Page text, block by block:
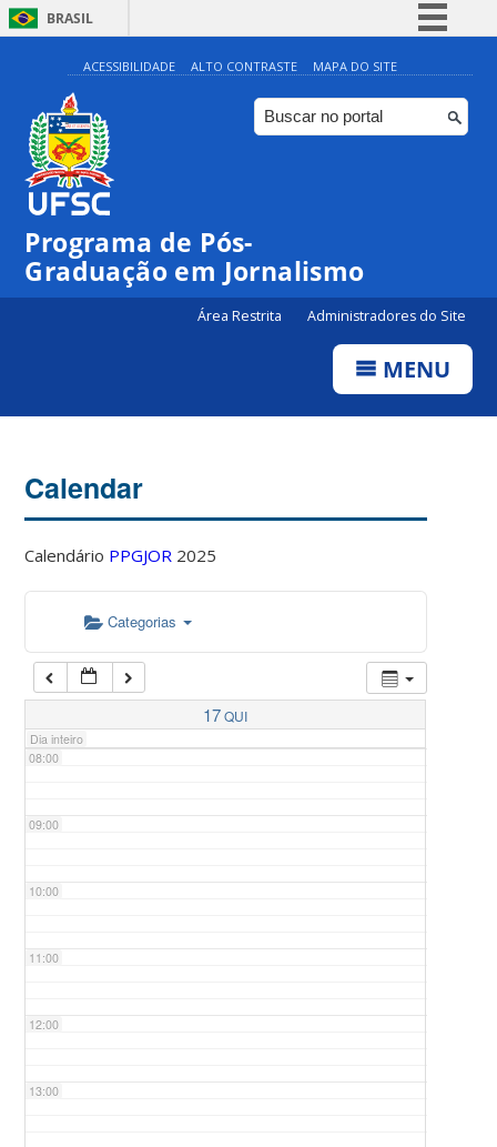
BRASIL
Simplifique!
Comunica BR
Participe
ACESSIBILIDADE ALTO CONTRASTE MAPA DO SITE
Programa de Pós-
Graduação em Jornalismo
Área Restrita Administradores do Site
MENU
Calendar
Calendário PPGJOR 2025
Categorias
17QUI
Dia inteiro
04:00
05:00
07:00
08:00
09:00
10:00
11:00
12:00
13:00